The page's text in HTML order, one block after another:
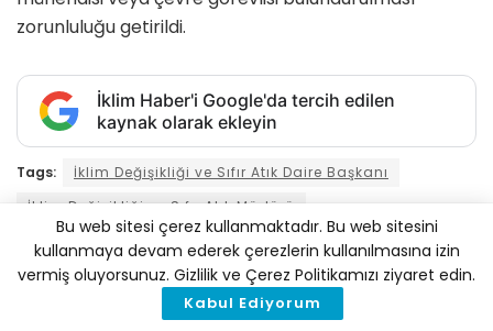
zorunluluğu getirildi.
İklim Haber'i Google'da tercih edilen
kaynak olarak ekleyin
Tags:
İklim Değişikliği ve Sıfır Atık Daire Başkanı
İklim Değişikliği ve Sıfır Atık Müdürü
İlginiziÇekebilir
Bu web sitesi çerez kullanmaktadır. Bu web sitesini
kullanmaya devam ederek çerezlerin kullanılmasına izin
vermiş oluyorsunuz. Gizlilik ve Çerez Politikamızı ziyaret edin.
Kabul Ediyorum